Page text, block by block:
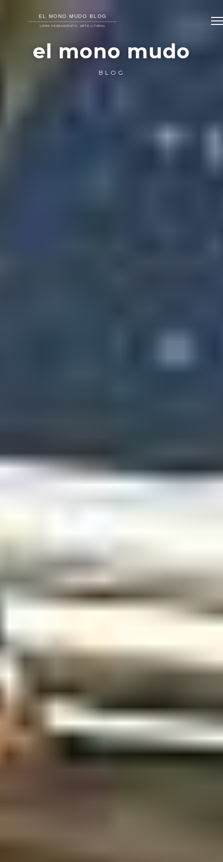
el mono mudo
BLOG